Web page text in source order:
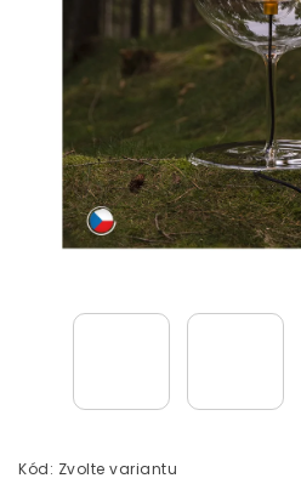
Kód: Zvolte variantu